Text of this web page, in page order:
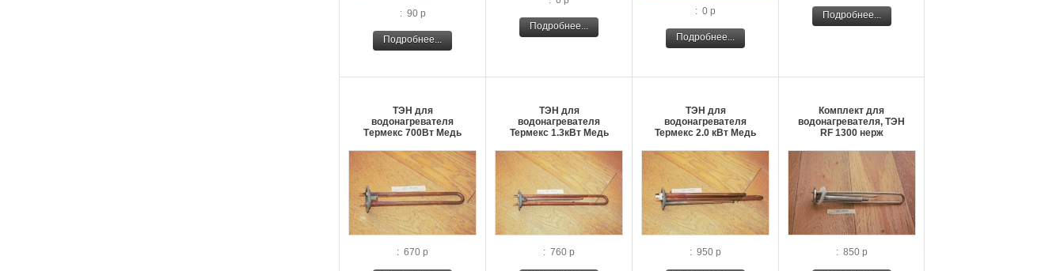
: 90 р
Подробнее...
Подробнее...
: 0 р
Подробнее...
Подробнее...
ТЭН для
водонагревателя
Tермекс 700Вт Медь
: 670 р
ТЭН для
водонагревателя
Термекс 1.3кВт Медь
: 760 р
ТЭН для
водонагревателя
Термекс 2.0 кВт Медь
: 950 р
Комплект для
водонагревателя, ТЭН
RF 1300 нерж
: 850 р